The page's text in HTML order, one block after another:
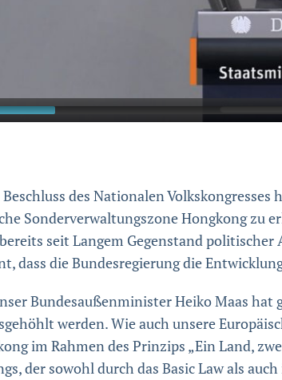
des Nationalen
Sonderverwaltungszone Hongkong zu
seit Langem Gegenstand
dass die Bundesregierung die
Bundesaußenminister Heiko Maas
werden. Wie auch unsere
im Rahmen des Prinzips „Ein Land,
der sowohl durch das Basic Law als